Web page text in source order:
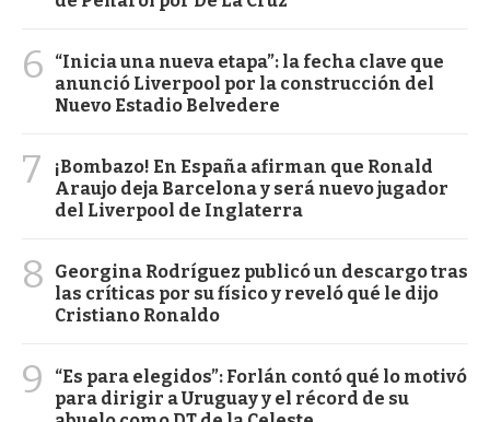
6
“Inicia una nueva etapa”: la fecha clave que
anunció Liverpool por la construcción del
Nuevo Estadio Belvedere
7
¡Bombazo! En España afirman que Ronald
Araujo deja Barcelona y será nuevo jugador
del Liverpool de Inglaterra
8
Georgina Rodríguez publicó un descargo tras
las críticas por su físico y reveló qué le dijo
Cristiano Ronaldo
9
“Es para elegidos”: Forlán contó qué lo motivó
para dirigir a Uruguay y el récord de su